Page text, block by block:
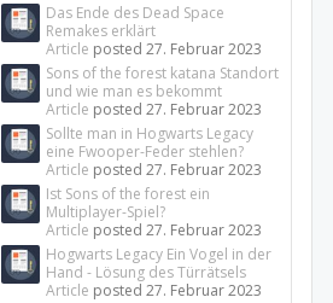
Das Ende des Dead Space
Remakes erklärt
Article posted27. Februar 2023
Sons of the forest katana Standort
und wie man es bekommt
Article posted27. Februar 2023
Sollte man in Hogwarts Legacy
eine Fwooper-Feder stehlen?
Article posted27. Februar 2023
Ist Sons of the forest ein
Multiplayer-Spiel?
Article posted27. Februar 2023
Hogwarts Legacy Ein Vogel in der
Hand - Lösung des Türrätsels
Article posted27. Februar 2023